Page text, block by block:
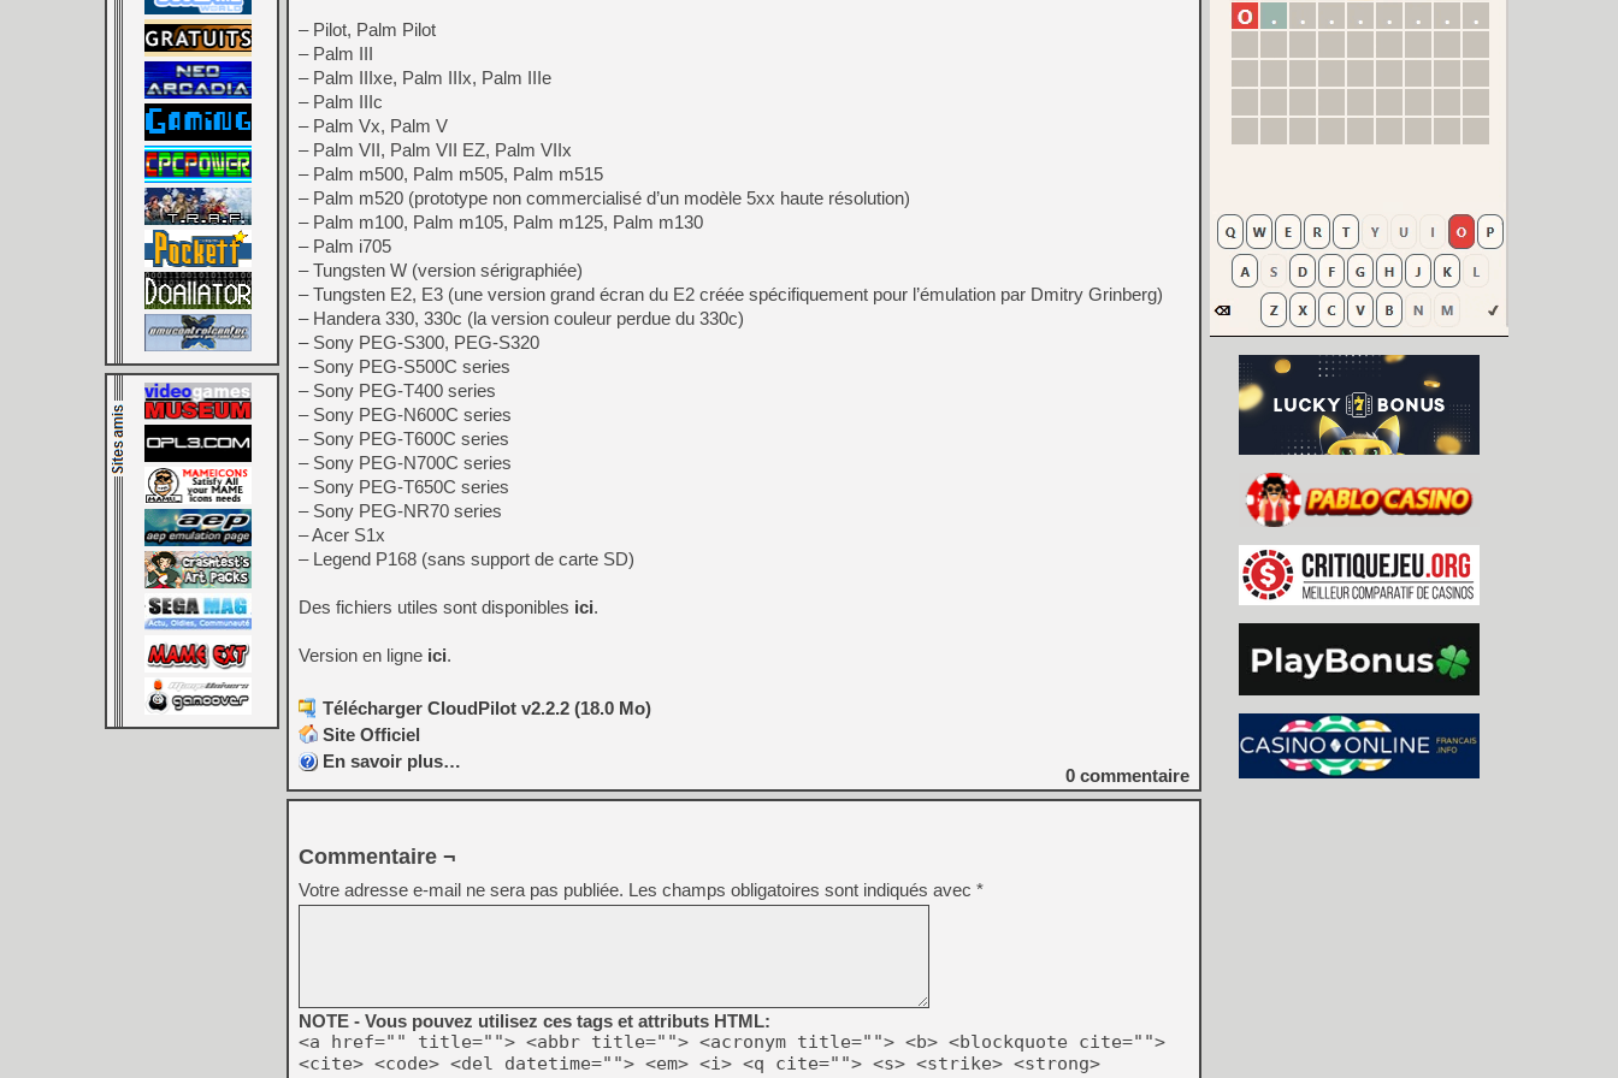
– Pilot, Palm Pilot
– Palm III
– Palm IIIxe, Palm IIIx, Palm IIIe
– Palm IIIc
– Palm Vx, Palm V
– Palm VII, Palm VII EZ, Palm VIIx
– Palm m500, Palm m505, Palm m515
– Palm m520 (prototype non commercialisé d’un modèle 5xx haute résolution)
– Palm m100, Palm m105, Palm m125, Palm m130
– Palm i705
– Tungsten W (version sérigraphiée)
– Tungsten E2, E3 (une version grand écran du E2 créée spécifiquement pour l’émulation par Dmitry Grinberg)
– Handera 330, 330c (la version couleur perdue du 330c)
– Sony PEG-S300, PEG-S320
– Sony PEG-S500C series
– Sony PEG-T400 series
– Sony PEG-N600C series
– Sony PEG-T600C series
– Sony PEG-N700C series
– Sony PEG-T650C series
– Sony PEG-NR70 series
– Acer S1x
– Legend P168 (sans support de carte SD)
Des fichiers utiles sont disponibles ici.
Version en ligne ici.
Télécharger CloudPilot v2.2.2 (18.0 Mo)
Site Officiel
En savoir plus…
0 commentaire
Commentaire ¬
Votre adresse e-mail ne sera pas publiée. Les champs obligatoires sont indiqués avec *
NOTE - Vous pouvez utilisez ces tags et attributs HTML:
<a href="" title=""> <abbr title=""> <acronym title=""> <b> <blockquote cite="">
<cite> <code> <del datetime=""> <em> <i> <q cite=""> <s> <strike> <strong>